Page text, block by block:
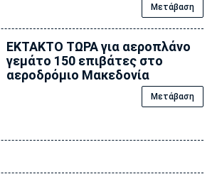
Μετάβαση
ΕΚΤΑΚΤΟ ΤΩΡΑ για αεροπλάνο
γεμάτο 150 επιβάτες στο
αεροδρόμιο Μακεδονία
Μετάβαση